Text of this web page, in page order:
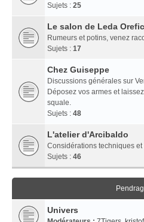
Sujets : 25
Le salon de Leda
Rumeurs et potins, venez
Sujets : 17
Chez Guiseppe
Discussions générales sur
Déposez vos armes et
squale.
Sujets : 48
L'atelier d'Arcibaldo
Considérations techniques
Sujets : 46
Univers